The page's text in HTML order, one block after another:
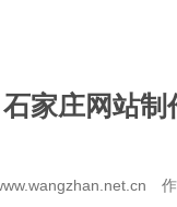
石家庄网站制